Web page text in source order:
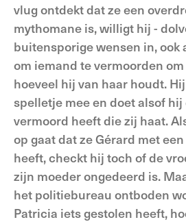
vlug ontdekt dat ze een
mythomane is, willigt hij -
buitensporige wensen in, ook
om iemand te vermoorden
hoeveel hij van haar houdt.
spelletje mee en doet alsof
vermoord heeft die zij haat.
op gaat dat ze Gérard met
heeft, checkt hij toch of de
zijn moeder ongedeerd is.
het politiebureau ontboden
Patricia iets gestolen heeft,